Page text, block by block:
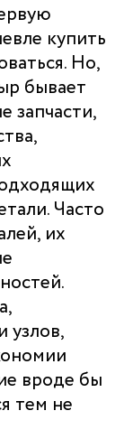
купить
Но,
бывает
запчасти,
Часто
их
узлов,
вроде бы
тем не